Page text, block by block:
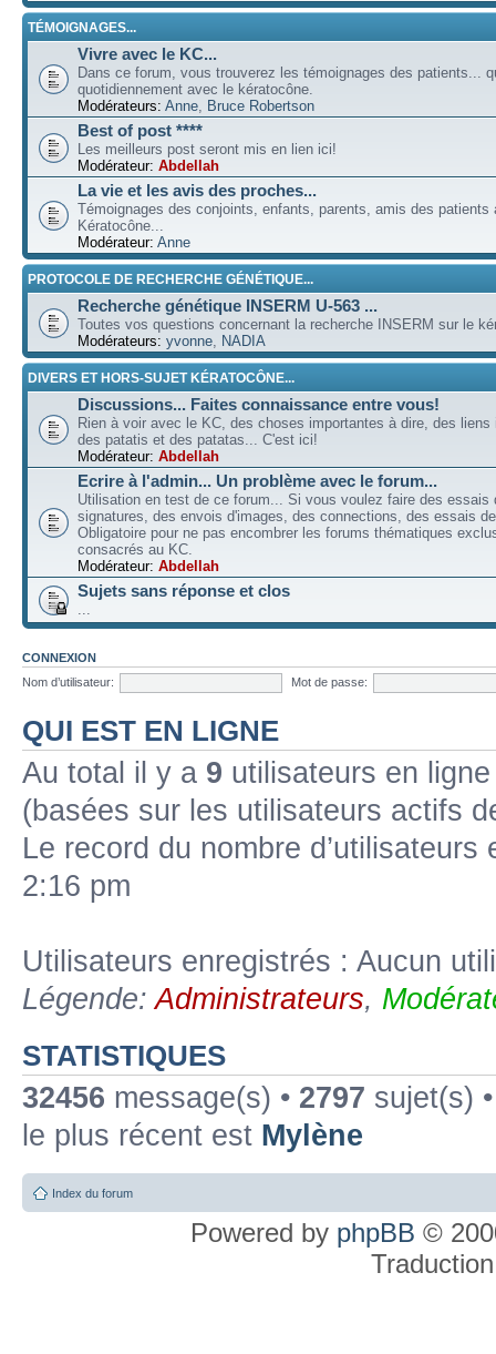
TÉMOIGNAGES...
Vivre avec le KC...
Dans ce forum, vous trouverez les témoignages des patients...
quotidiennement avec le kératocône.
Modérateurs: Anne, Bruce Robertson
Best of post ****
Les meilleurs post seront mis en lien ici!
Modérateur: Abdellah
La vie et les avis des proches...
Témoignages des conjoints, enfants, parents, amis des patients
Kératocône...
Modérateur: Anne
PROTOCOLE DE RECHERCHE GÉNÉTIQUE...
Recherche génétique INSERM U-563 ...
Toutes vos questions concernant la recherche INSERM sur le
Modérateurs: yvonne, NADIA
DIVERS ET HORS-SUJET KÉRATOCÔNE...
Discussions... Faites connaissance entre vous!
Rien à voir avec le KC, des choses importantes à dire, des liens
des patatis et des patatas... C'est ici!
Modérateur: Abdellah
Ecrire à l'admin... Un problème avec le forum...
Utilisation en test de ce forum... Si vous voulez faire des essais
signatures, des envois d'images, des connections, des essais
Obligatoire pour ne pas encombrer les forums thématiques
consacrés au KC.
Modérateur: Abdellah
Sujets sans réponse et clos
...
CONNEXION
Nom d’utilisateur:
Mot de passe:
QUI EST EN LIGNE
Au total il y a 9 utilisateurs en
(basées sur les utilisateurs actifs
Le record du nombre
2:16 pm
Utilisateurs enregistrés : Aucun
Légende:Administrateurs,
STATISTIQUES
32456 message(s) • 2797 sujet(s)
le plus récent est Mylène
Index du forum
Powered by phpBB ©